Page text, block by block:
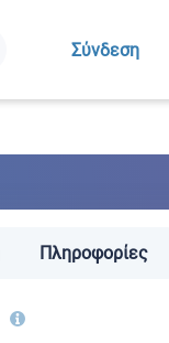
Σύνδεση
Πληροφορίες